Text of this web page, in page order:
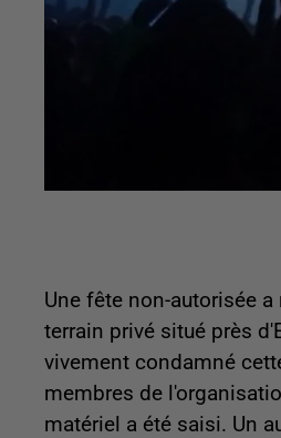
Une fête non-autorisée
terrain privé situé près
vivement condamné
membres de
matériel a été saisi. Un